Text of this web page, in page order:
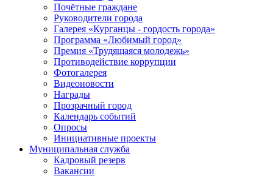
Почётные граждане
Руководители города
Галерея «Курганцы - гордость города»
Программа «Любимый город»
Премия «Трудящаяся молодежь»
Противодействие коррупции
Фотогалерея
Видеоновости
Награды
Прозрачный город
Календарь событий
Опросы
Инициативные проекты
Муниципальная служба
Кадровый резерв
Вакансии